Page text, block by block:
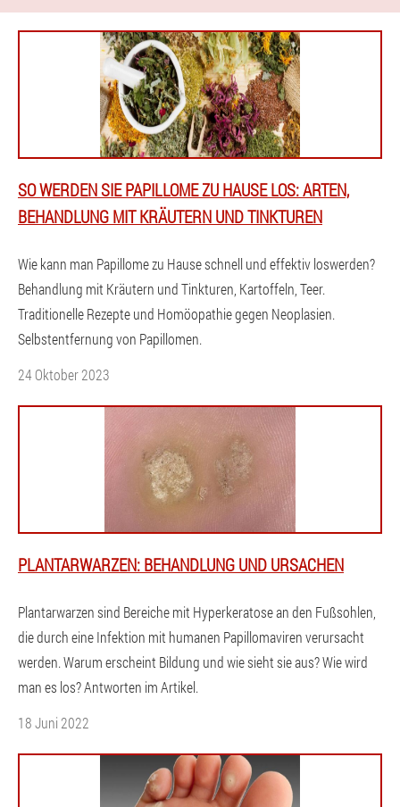
SO WERDEN SIE PAPILLOME ZU HAUSE LOS: ARTEN,
BEHANDLUNG MIT KRÄUTERN UND TINKTUREN
Wie kann man Papillome zu Hause schnell und effektiv loswerden?
Behandlung mit Kräutern und Tinkturen, Kartoffeln, Teer.
Traditionelle Rezepte und Homöopathie gegen Neoplasien.
Selbstentfernung von Papillomen.
24 Oktober 2023
PLANTARWARZEN: BEHANDLUNG UND URSACHEN
Plantarwarzen sind Bereiche mit Hyperkeratose an den Fußsohlen,
die durch eine Infektion mit humanen Papillomaviren verursacht
werden. Warum erscheint Bildung und wie sieht sie aus? Wie wird
man es los? Antworten im Artikel.
18 Juni 2022